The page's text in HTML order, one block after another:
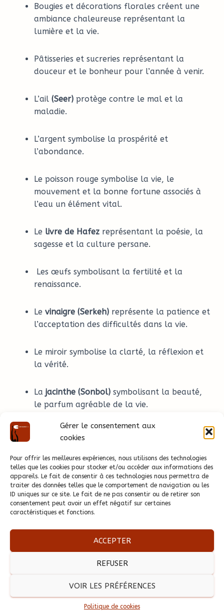
Gérer le consentement aux
cookies
Pour offrir les meilleures expériences, nous utilisons des technologies
telles que les cookies pour stocker et/ou accéder aux informations des
appareils. Le fait de consentir à ces technologies nous permettra de
traiter des données telles que le comportement de navigation ou les
ID uniques sur ce site. Le fait de ne pas consentir ou de retirer son
consentement peut avoir un effet négatif sur certaines
caractéristiques et fonctions.
ACCEPTER
REFUSER
VOIR LES PRÉFÉRENCES
Politique de cookies
Bougies et décorations florales créent une
ambiance chaleureuse représentant la
lumière et la vie.
Pâtisseries et sucreries représentant la
douceur et le bonheur pour l’année à venir.
L’ail (Seer)protège contre le mal et la
maladie.
L’argent symbolise la prospérité et
l’abondance.
Le poisson rouge symbolise la vie, le
mouvement et la bonne fortune associés à
l’eau un élément vital.
Le livre de Hafez représentant la poésie, la
sagesse et la culture persane.
Les œufs symbolisant la fertilité et la
renaissance.
Le vinaigre (Serkeh) représente la patience et
l’acceptation des difficultés dans la vie.
Le miroir symbolise la clarté, la réflexion et
la vérité.
La jacinthe (Sonbol) symbolisant la beauté,
le parfum agréable de la vie.
Gem Connexion Plus
- Groupe d'entraide mutuelle - 9, rue
Saint Germain l'Auxerrois - 75001 Paris - 01 42 33 40 57 -
06 50 70 68 74 - secretariat[at]gem-connexion.fr